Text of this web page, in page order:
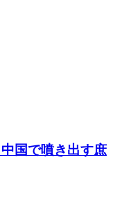
国で噴き出す庶